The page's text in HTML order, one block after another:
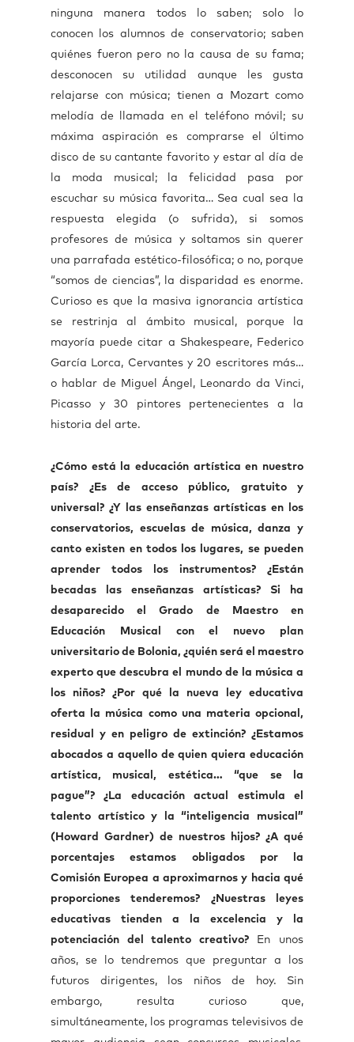
ninguna manera todos lo saben; solo lo
conocen los alumnos de conservatorio; saben
quiénes fueron pero no la causa de su fama;
desconocen su utilidad aunque les gusta
relajarse con música; tienen a Mozart como
melodía de llamada en el teléfono móvil; su
máxima aspiración es comprarse el último
disco de su cantante favorito y estar al día de
la moda musical; la felicidad pasa por
escuchar su música favorita… Sea cual sea la
respuesta elegida (o sufrida), si somos
profesores de música y soltamos sin querer
una parrafada estético-filosófica; o no, porque
“somos de ciencias”, la disparidad es enorme.
Curioso es que la masiva ignorancia artística
se restrinja al ámbito musical, porque la
mayoría puede citar a Shakespeare, Federico
García Lorca, Cervantes y 20 escritores más…
o hablar de Miguel Ángel, Leonardo da Vinci,
Picasso y 30 pintores pertenecientes a la
historia del arte.
¿Cómo está la educación artística en nuestro
país? ¿Es de acceso público, gratuito y
universal? ¿Y las enseñanzas artísticas en los
conservatorios, escuelas de música, danza y
canto existen en todos los lugares, se pueden
aprender todos los instrumentos? ¿Están
becadas las enseñanzas artísticas? Si ha
desaparecido el Grado de Maestro en
Educación Musical con el nuevo plan
universitario de Bolonia, ¿quién será el maestro
experto que descubra el mundo de la música a
los niños? ¿Por qué la nueva ley educativa
oferta la música como una materia opcional,
residual y en peligro de extinción? ¿Estamos
abocados a aquello de quien quiera educación
artística, musical, estética… “que se la
pague”? ¿La educación actual estimula el
talento artístico y la “inteligencia musical”
(Howard Gardner) de nuestros hijos? ¿A qué
porcentajes estamos obligados por la
Comisión Europea a aproximarnos y hacia qué
proporciones tenderemos? ¿Nuestras leyes
educativas tienden a la excelencia y la
potenciación del talento creativo?En unos
años, se lo tendremos que preguntar a los
futuros dirigentes, los niños de hoy. Sin
embargo, resulta curioso que,
simultáneamente, los programas televisivos de